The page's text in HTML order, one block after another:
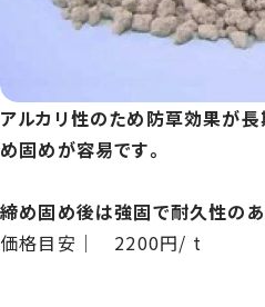
アルカリ性のため防草効果が
め固めが容易です。
締め固め後は強固で耐久性のあ
価格目安｜ 2200円/ t